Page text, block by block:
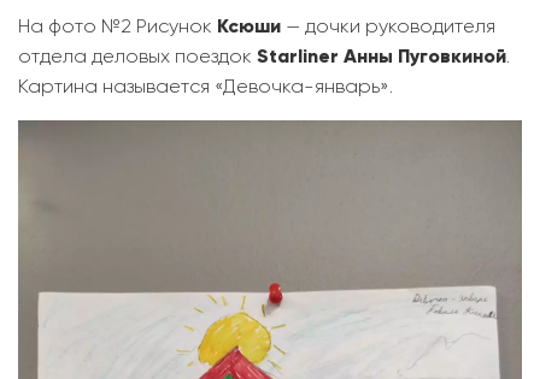
На фото №2 Рисунок Ксюши — дочки руководителя
отдела деловых поездок Starliner Анны Пуговкиной.
Картина называется «Девочка-январь».